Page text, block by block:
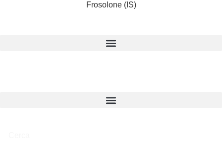
Frosolone (IS)